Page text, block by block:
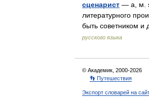
сценарист — а, м.
литературного
быть советником
русского языка
© Академик, 2000-2026
👣 Путешествия
Экспорт словарей на